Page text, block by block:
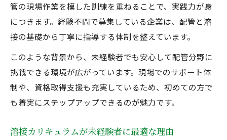
管の現場作業を模した訓練を重ねることで、実践力が身
につきます。経験不問で募集している企業は、配管と溶
接の基礎から丁寧に指導する体制を整えています。
このような背景から、未経験者でも安心して配管分野に
挑戦できる環境が広がっています。現場でのサポート体
制や、資格取得支援も充実しているため、初めての方で
も着実にステップアップできるのが魅力です。
溶接カリキュラムが未経験者に最適な理由